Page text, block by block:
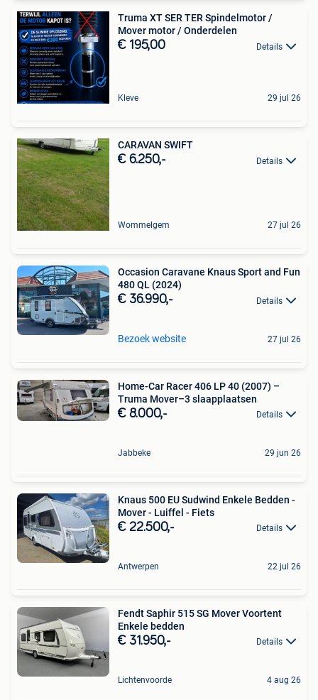
Truma XT SER TER Spindelmotor /
Mover motor / Onderdelen
€ 195,00 Details
Kleve 29 jul 26
CARAVAN SWIFT
€ 6.250,- Details
Wommelgem 27 jul 26
Occasion Caravane Knaus Sport and Fun
480 QL (2024)
€ 36.990,- Details
Bezoek website 27 jul 26
Home-Car Racer 406 LP 40 (2007) –
Truma Mover–3 slaapplaatsen
€ 8.000,- Details
Jabbeke 29 jun 26
Knaus 500 EU Sudwind Enkele Bedden -
Mover - Luiffel - Fiets
€ 22.500,- Details
Antwerpen 22 jul 26
Fendt Saphir 515 SG Mover Voortent
Enkele bedden
€ 31.950,- Details
Lichtenvoorde 4 aug 26